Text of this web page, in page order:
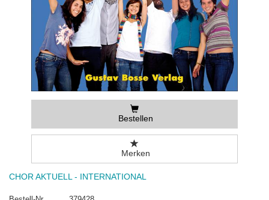
Bestellen
Merken
CHOR AKTUELL - INTERNATIONAL